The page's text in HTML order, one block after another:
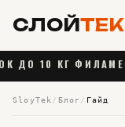
СЛОЙТЕК
КГ ФИЛАМЕНТА ◆
SloyTek / Блог / Гайд